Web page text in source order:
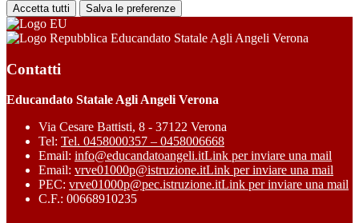
Accetta tutti Salva le preferenze
Educandato Statale Agli Angeli Verona
Contatti
Educandato Statale Agli Angeli Verona
Via Cesare Battisti, 8 - 37122 Verona
Tel: Tel. 0458000357 – 0458006668
Email: info@educandatoangeli.itLink per inviare una mail
Email: vrve01000p@istruzione.itLink per inviare una mail
PEC: vrve01000p@pec.istruzione.itLink per inviare una mail
C.F.: 00668910235